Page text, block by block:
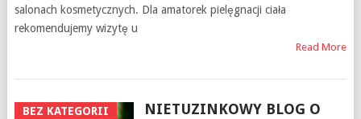
salonach kosmetycznych. Dla amatorek pielęgnacji ciała
rekomendujemy wizytę u
Read More
BEZ KATEGORII
NIETUZINKOWY BLOG O